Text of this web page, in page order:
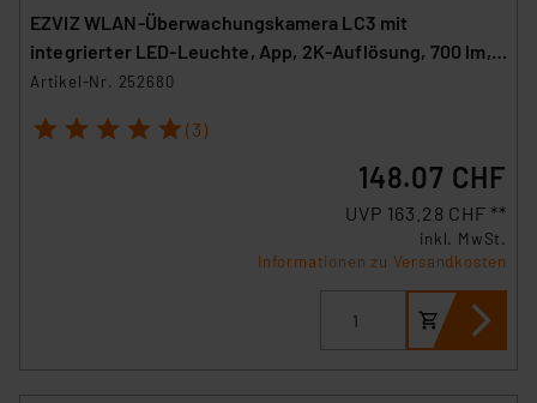
EZVIZ WLAN-Überwachungskamera LC3 mit
integrierter LED-Leuchte, App, 2K-Auflösung, 700 lm,
IP65
Artikel-Nr. 252680
1 2 3 4 5 (3)
148.07 CHF
UVP 163.28 CHF **
inkl. MwSt.
Informationen zu Versandkosten